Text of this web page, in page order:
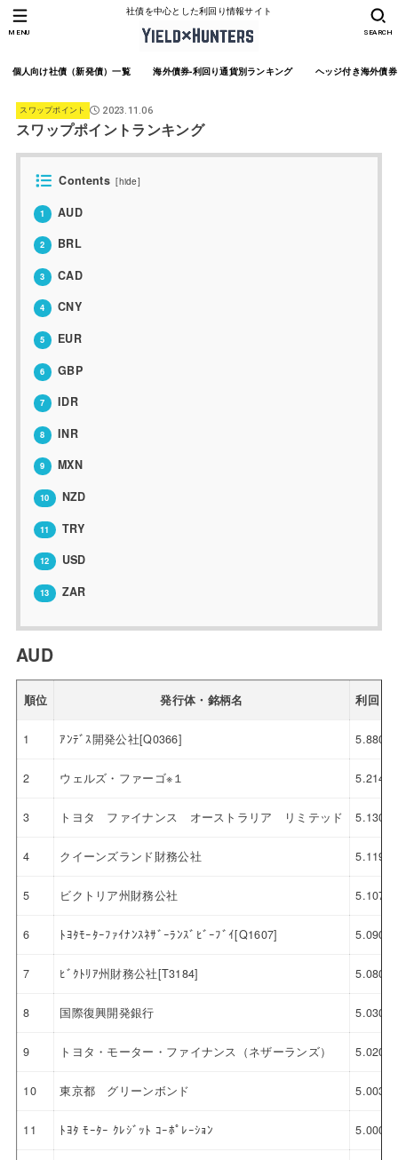
社債を中心とした利回り情報サイト
個人向け社債（新発債）一覧 海外債券-利回り通貨別ランキング ヘッジ付き海外債
SEARCH
MENU
スワップポイント 2023.11.06
スワップポイントランキング
Contents [hide]
1 AUD
2 BRL
3 CAD
4 CNY
5 EUR
6 GBP
7 IDR
8 INR
9 MXN
10 NZD
11 TRY
12 USD
13 ZAR
AUD
順位 発行体・銘柄名 利回り
1 ｱﾝﾃﾞｽ開発公社[Q0366] 5.880
2 ウェルズ・ファーゴ※１ 5.214
3 トヨタ ファイナンス オーストラリア リミテッド 5.130
4 クイーンズランド財務公社 5.119
5 ビクトリア州財務公社 5.107
6 ﾄﾖﾀﾓｰﾀｰﾌｧｲﾅﾝｽﾈｻﾞｰﾗﾝｽﾞﾋﾞｰﾌﾞｲ[Q1607] 5.090
7 ﾋﾞｸﾄﾘｱ州財務公社[T3184] 5.080
8 国際復興開発銀行 5.030
9 トヨタ・モーター・ファイナンス（ネザーランズ） 5.020
10 東京都 グリーンボンド 5.003
11 ﾄﾖﾀ ﾓｰﾀｰ ｸﾚｼﾞｯﾄ ｺｰﾎﾟﾚｰｼｮﾝ 5.000